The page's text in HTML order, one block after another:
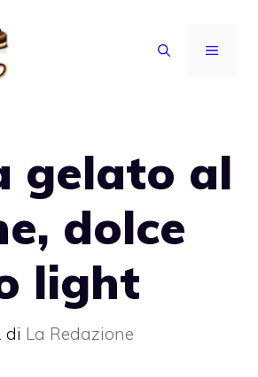
MENU
gelato al
dolce
light
di La Redazione